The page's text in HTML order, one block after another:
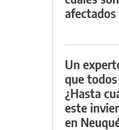
afectados
Un
que
¿Hasta
este
en